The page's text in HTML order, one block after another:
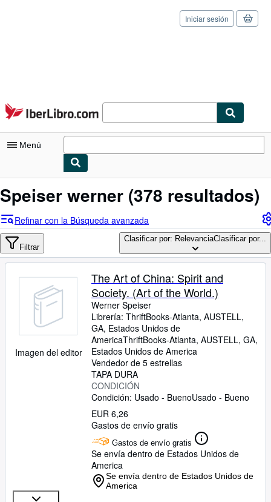
Pasar al contenido principal
IberLibro.com
Iniciar sesión
Menú
Mi cuenta
Consultar mis pedidos
Cerrar sesión
Búsqueda avanzada
Libros antiguos
Arte y coleccionismo
Vendedores
Comenzar a vender
CERRAR
Speiser werner (378 resultados)
Refinar con la Búsqueda avanzada
Filtrar
Clasificar por: RelevanciaClasificar por...
Imagen del editor
The Art of China: Spirit and
Society. (Art of the World.)
Werner Speiser
Librería: ThriftBooks-Atlanta, AUSTELL,
GA, Estados Unidos de
AmericaThriftBooks-Atlanta, AUSTELL, GA,
Estados Unidos de America
Vendedor de 5 estrellas
TAPA DURA
CONDICIÓN
Condición: Usado - BuenoUsado - Bueno
EUR 6,26
Gastos de envío gratis
Gastos de envío gratis
Se envía dentro de Estados Unidos de
America
Se envía dentro de Estados Unidos de
America